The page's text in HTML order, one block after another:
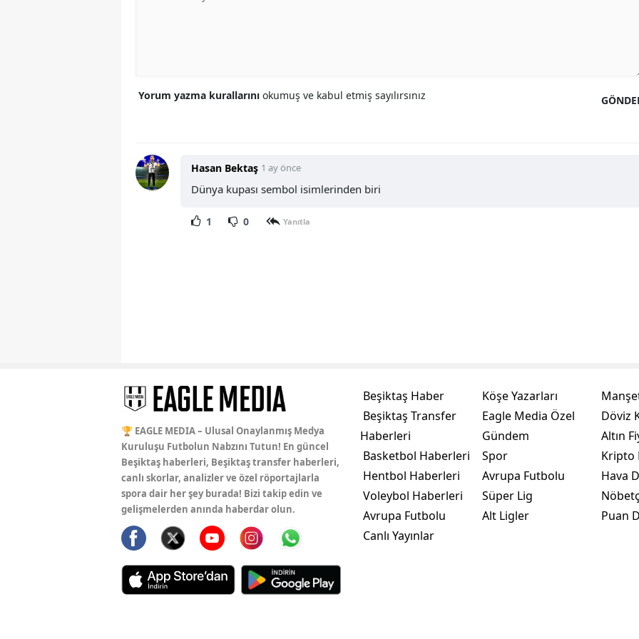
Yorum yazma kurallarını okumuş ve kabul etmiş sayılırsınız
Hasan Bektaş 1 ay önce
Dünya kupası sembol isimlerinden biri
1 0 Yanıtla
🏆 EAGLE MEDIA – Ulusal Onaylanmış Medya
Kuruluşu Futbolun Nabzını Tutun! En güncel
Beşiktaş haberleri, Beşiktaş transfer haberleri,
canlı skorlar, analizler ve özel röportajlarla
spora dair her şey burada! Bizi takip edin ve
gelişmelerden anında haberdar olun.
Beşiktaş Haber
Beşiktaş Transfer
Haberleri
Basketbol Haberleri
Hentbol Haberleri
Voleybol Haberleri
Avrupa Futbolu
Canlı Yayınlar
Köşe Yazarları
Eagle Media Özel
Gündem
Spor
Avrupa Futbolu
Süper Lig
Alt Ligler
Döviz
Altın
Kripto
Hava
Puan